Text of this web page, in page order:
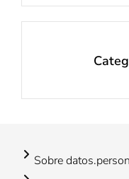
post:
Sobre